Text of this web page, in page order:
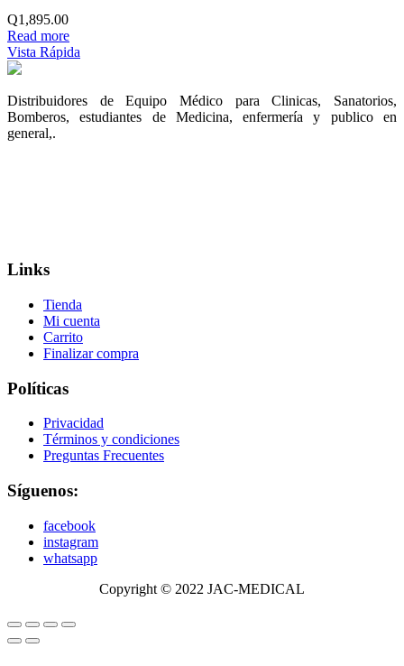
Q1,895.00
Read more
Vista Rápida
Distribuidores de Equipo Médico para Clinicas, Sanatorios,
Bomberos, estudiantes de Medicina, enfermería y publico en
general,.
Links
Tienda
Mi cuenta
Carrito
Finalizar compra
Políticas
Privacidad
Términos y condiciones
Preguntas Frecuentes
Síguenos:
facebook
instagram
whatsapp
Copyright © 2022 JAC-MEDICAL